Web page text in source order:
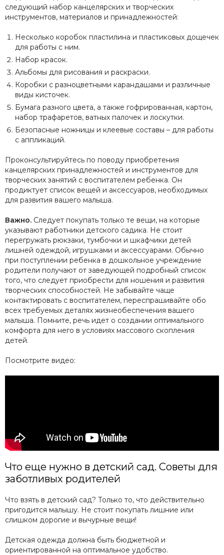
следующий набор канцелярских и творческих
инструментов, материалов и принадлежностей:
Несколько коробок пластилина и пластиковых дощечек
для работы с ним.
Набор красок.
Альбомы для рисования и раскраски.
Коробки с разноцветными карандашами и различные
виды кисточек.
Бумага разного цвета, а также гофрированная, картон,
набор трафаретов, ватных палочек и лоскутки.
Безопасные ножницы и клеевые составы – для работы
с аппликаций.
Проконсультируйтесь по поводу приобретения
канцелярских принадлежностей и инструментов для
творческих занятий с воспитателем ребенка. Он
продиктует список вещей и аксессуаров, необходимых
для развития вашего малыша.
Важно. Следует покупать только те вещи, на которые
указывают работники детского садика. Не стоит
перегружать рюкзаки, тумбочки и шкафчики детей
лишней одеждой, игрушками и аксессуарами. Обычно
при поступлении ребенка в дошкольное учреждение
родители получают от заведующей подробный список
того, что следует приобрести для ношения и развития
творческих способностей. Не забывайте чаще
контактировать с воспитателем, переспрашивайте обо
всех требуемых деталях жизнеобеспечения вашего
малыша. Помните, речь идет о создании оптимального
комфорта для него в условиях массового скопления
детей.
Посмотрите видео:
Что еще нужно в детский сад. Советы для
заботливых родителей
Что взять в детский сад? Только то, что действительно
пригодится малышу. Не стоит покупать лишние или
слишком дорогие и вычурные вещи!
Детская одежда должна быть бюджетной и
ориентированной на оптимальное удобство.